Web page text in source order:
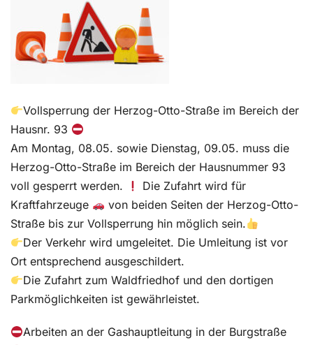
Vollsperrung der Herzog-Otto-Straße im Bereich der
Hausnr. 93
Am Montag, 08.05. sowie Dienstag, 09.05. muss die
Herzog-Otto-Straße im Bereich der Hausnummer 93
voll gesperrt werden.
Die Zufahrt wird für
Kraftfahrzeuge
von beiden Seiten der Herzog-Otto-
Straße bis zur Vollsperrung hin möglich sein.
Der Verkehr wird umgeleitet. Die Umleitung ist vor
Ort entsprechend ausgeschildert.
Die Zufahrt zum Waldfriedhof und den dortigen
Parkmöglichkeiten ist gewährleistet.
Arbeiten an der Gashauptleitung in der Burgstraße